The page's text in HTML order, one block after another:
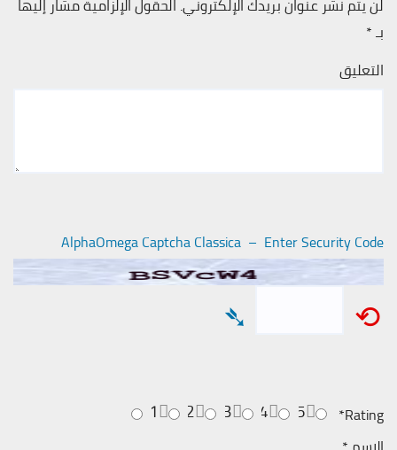
بـ*
التعليق
AlphaOmega Captcha Classica – Enter Security Code
⟲
➴
Rating
*
5
4
3
2
1